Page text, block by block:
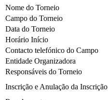
Nome do Torneio
Campo do Torneio
Data do Torneio
Horário Início
Contacto telefónico do Campo
Entidade Organizadora
Responsáveis do Torneio
Inscrição e Anulação da Inscrição